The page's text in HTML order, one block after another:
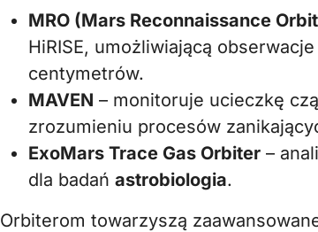
MRO (Mars Reconnaissance
HiRISE, umożliwiającą
centymetrów.
MAVEN – monitoruje ucieczkę
zrozumieniu procesów
ExoMars Trace Gas Orbiter –
dla badań astrobiologia.
Orbiterom towarzyszą